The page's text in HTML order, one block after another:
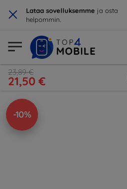
× Lataa sovelluksemme ja osta
helpommin.
23,89 €
21,50 €
-10%